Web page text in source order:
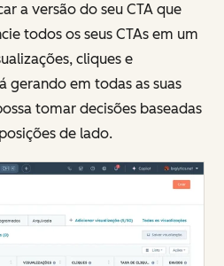
a versão do seu CTA que
todos os seus CTAs em um
cliques e
gerando em todas as suas
tomar decisões baseadas
de lado.